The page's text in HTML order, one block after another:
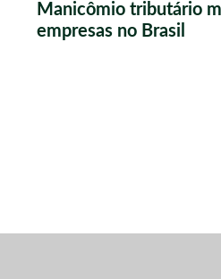
Manicômio tributário
empresas no Brasil